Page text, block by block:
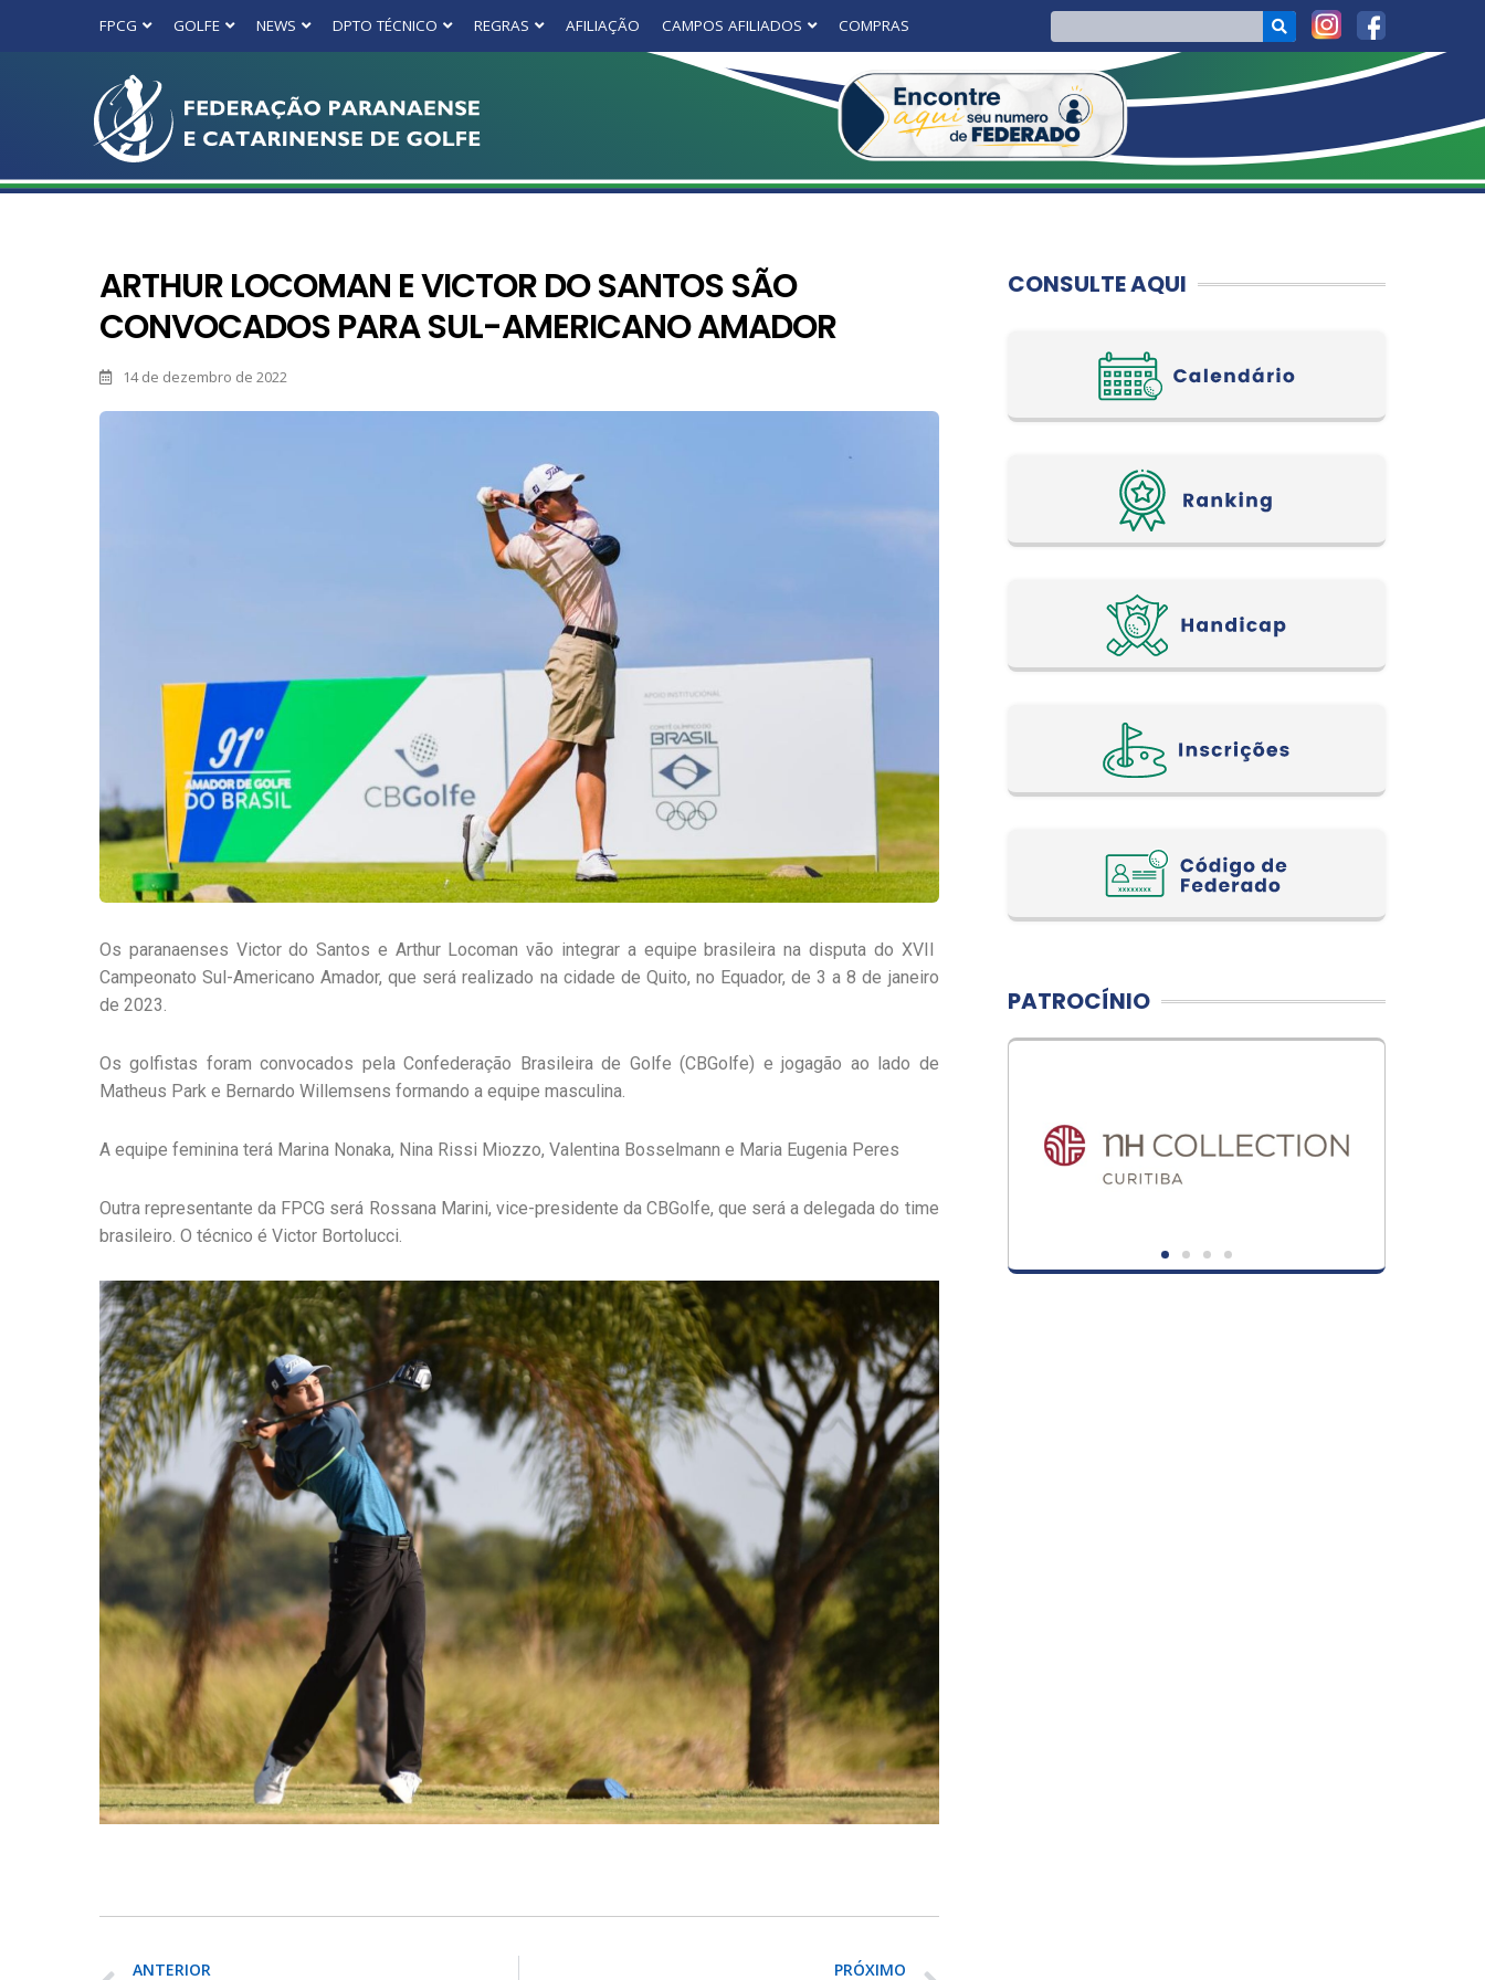
FPCG GOLFE NEWS DPTO TÉCNICO REGRAS AFILIAÇÃO CAMPOS AFILIADOS COMPRAS
ARTHUR LOCOMAN E VICTOR DO SANTOS SÃO
CONVOCADOS PARA SUL-AMERICANO AMADOR
14 de dezembro de 2022
Os paranaenses Victor do Santos e Arthur Locoman vão integrar a equipe brasileira na disputa do XVII
Campeonato Sul-Americano Amador, que será realizado na cidade de Quito, no Equador, de 3 a 8 de janeiro
de 2023.
Os golfistas foram convocados pela Confederação Brasileira de Golfe (CBGolfe) e jogagão ao lado de
Matheus Park e Bernardo Willemsens formando a equipe masculina.
A equipe feminina terá Marina Nonaka, Nina Rissi Miozzo, Valentina Bosselmann e Maria Eugenia Peres
Outra representante da FPCG será Rossana Marini, vice-presidente da CBGolfe, que será a delegada do time
brasileiro. O técnico é Victor Bortolucci.
ANTERIOR PRÓXIMO
CONSULTE AQUI
PATROCÍNIO